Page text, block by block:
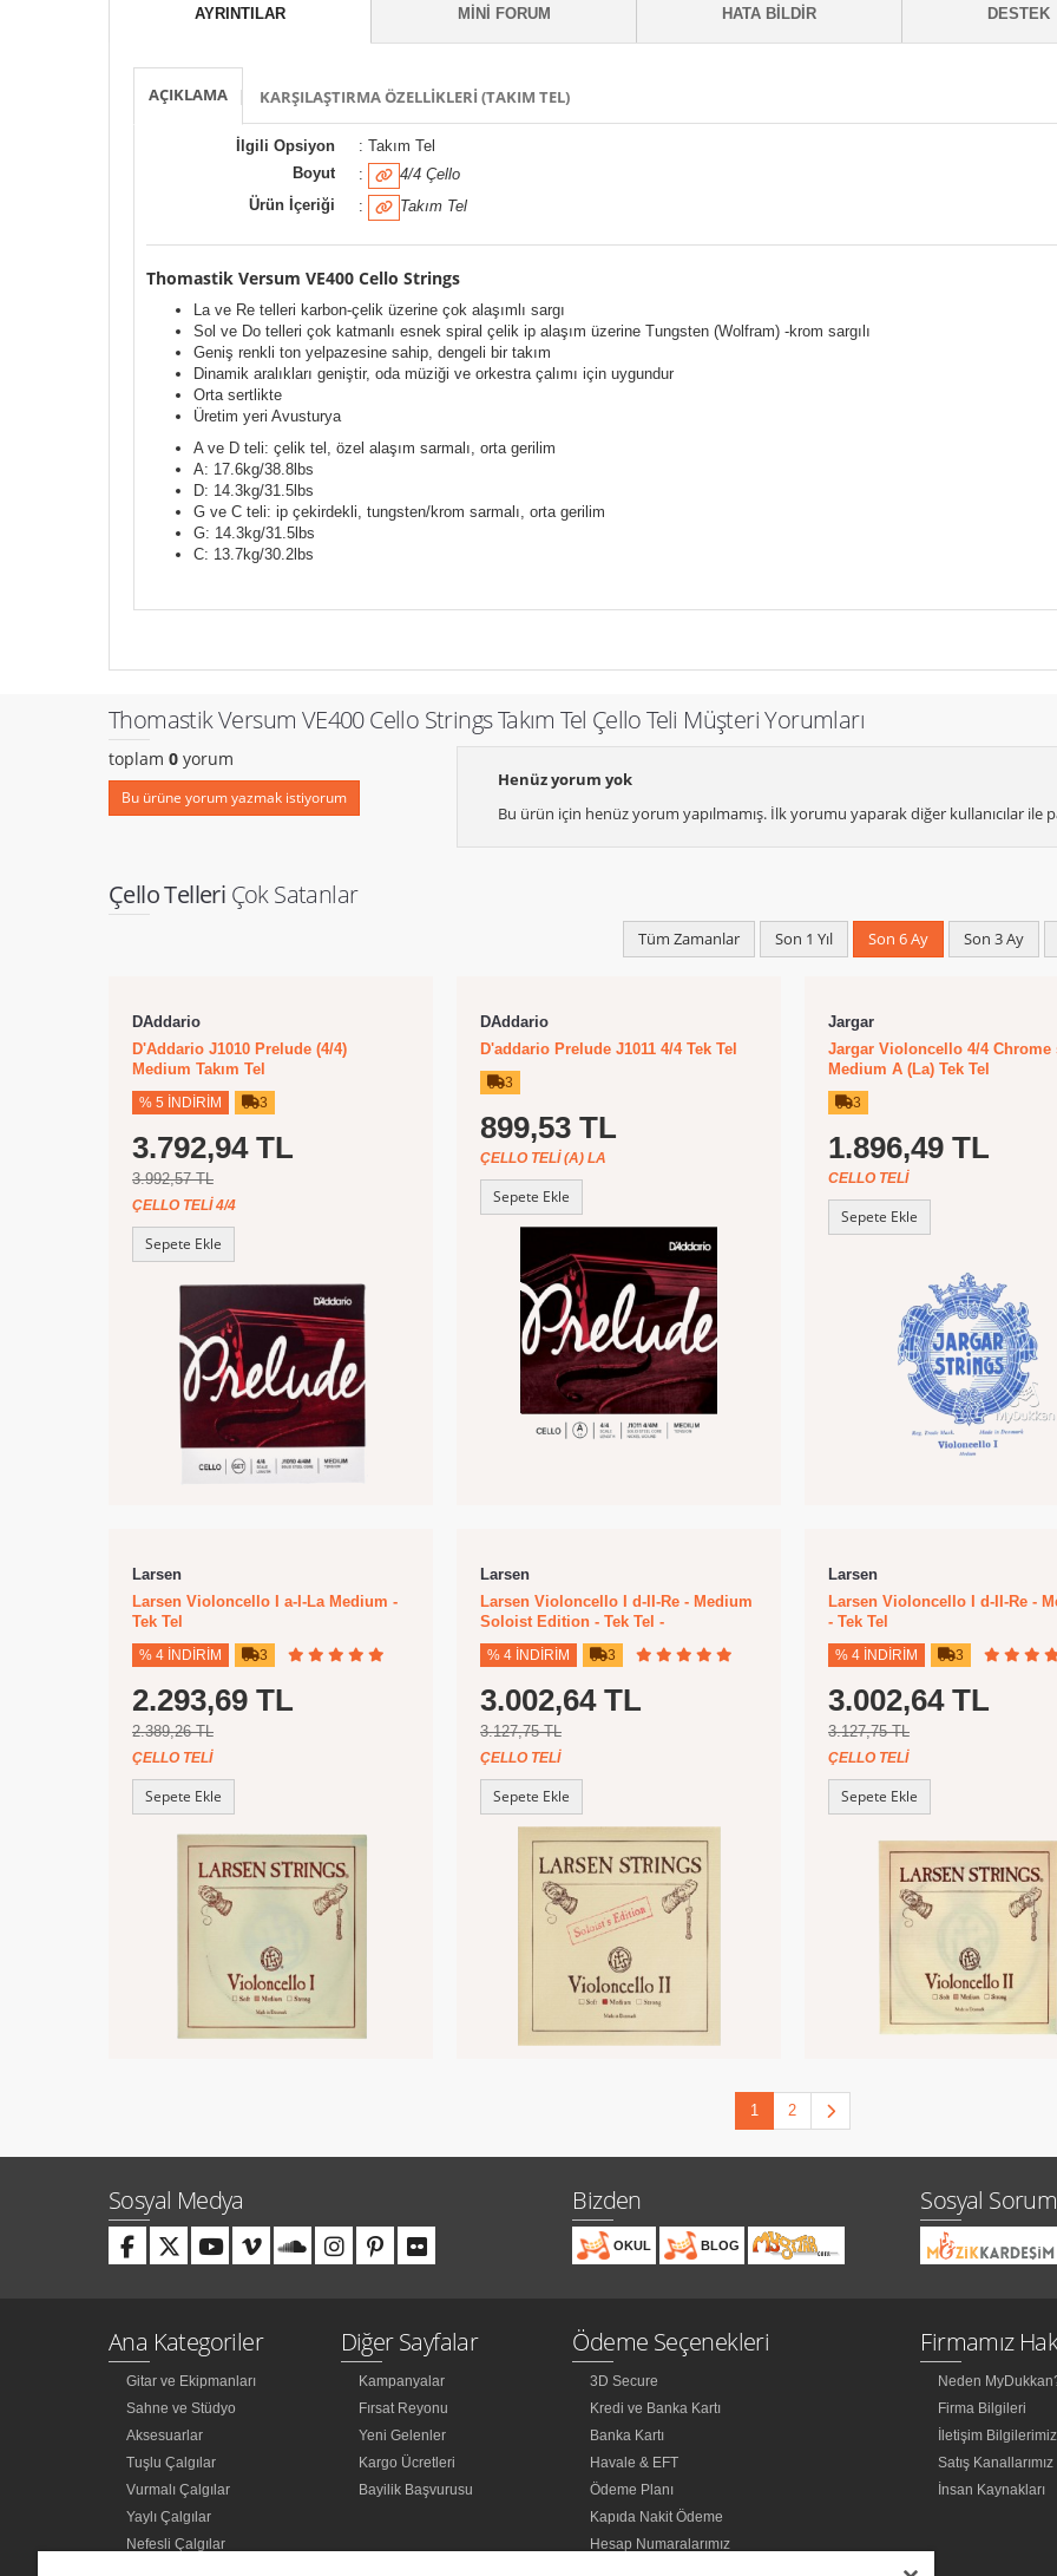
AYRINTILAR MINI FORUM HATA BILDIR DESTEK
AÇIKLAMA KARŞILAŞTIRMA ÖZELLIKLERI (TAKIM TEL)
İlgili Opsiyon
: Takım Tel
Boyut
:
4/4 Çello
Ürün İçeriği
: Takım Tel
Thomastik Versum VE400 Cello Strings
La ve Re telleri karbon-çelik üzerine çok alaşımlı sargı
Sol ve Do telleri çok katmanlı esnek spiral çelik ip alaşım üzerine Tungsten (Wolfram) -krom sargılı
Geniş renkli ton yelpazesine sahip, dengeli bir takım
Dinamik aralıkları geniştir, oda müziği ve orkestra çalımı için uygundur
Orta sertlikte
Üretim yeri Avusturya
A ve D teli: çelik tel, özel alaşım sarmalı, orta gerilim
A: 17.6kg/38.8lbs
D: 14.3kg/31.5lbs
G ve C teli: ip çekirdekli, tungsten/krom sarmalı, orta gerilim
G: 14.3kg/31.5lbs
C: 13.7kg/30.2lbs
Thomastik Versum VE400 Cello Strings Takım Tel Çello Teli Müşteri Yorumları
toplam 0 yorum
Bu ürüne yorum yazmak istiyorum
Henüz yorum yok
Bu ürün için henüz yorum yapılmamış. İlk yorumu yaparak diğer kullanıcılar ile
Çello Telleri Çok Satanlar
Tüm Zamanlar Son 1 Yıl Son 6 Ay Son 3 Ay
DAddario
D'Addario J1010 Prelude (4/4)
Medium Takım Tel
% 5 İNDIRIM 3
3.792,94 TL
3.992,57 TL
ÇELLO TELI 4/4
Sepete Ekle
DAddario
D'addario Prelude J1011 4/4 Tek Tel
3
899,53 TL
ÇELLO TELI (A) LA
Sepete Ekle
Jargar
Jargar Violoncello 4/4 Chrome
Medium A (La) Tek Tel
3
1.896,49 TL
CELLO TELI
Sepete Ekle
Larsen
Larsen Violoncello I a-I-La Medium -
Tek Tel
% 4 İNDIRIM 3
2.293,69 TL
2.389,26 TL
ÇELLO TELI
Sepete Ekle
Larsen
Larsen Violoncello I d-II-Re - Medium
Soloist Edition - Tek Tel -
% 4 İNDIRIM 3
3.002,64 TL
3.127,75 TL
ÇELLO TELI
Sepete Ekle
Larsen
Larsen Violoncello I d-II-Re -
- Tek Tel
% 4 İNDIRIM 3
3.002,64 TL
3.127,75 TL
ÇELLO TELI
Sepete Ekle
1 2
Sosyal Medya Bizden
OKUL BLOG
Sosyal
Ana Kategoriler
Gitar ve Ekipmanları
Sahne ve Stüdyo
Aksesuarlar
Tuşlu Çalgılar
Vurmalı Çalgılar
Yaylı Çalgılar
Nefesli Çalgılar
Diğer Sayfalar
Kampanyalar
Fırsat Reyonu
Yeni Gelenler
Kargo Ücretleri
Bayilik Başvurusu
Ödeme Seçenekleri
3D Secure
Kredi ve Banka Kartı
Banka Kartı
Havale & EFT
Ödeme Planı
Kapıda Nakit Ödeme
Hesap Numaralarımız
Firmamız
Neden
Firma Bilgileri
İletişim Bilgilerimiz
Satış Kanallarımız
İnsan Kaynakları